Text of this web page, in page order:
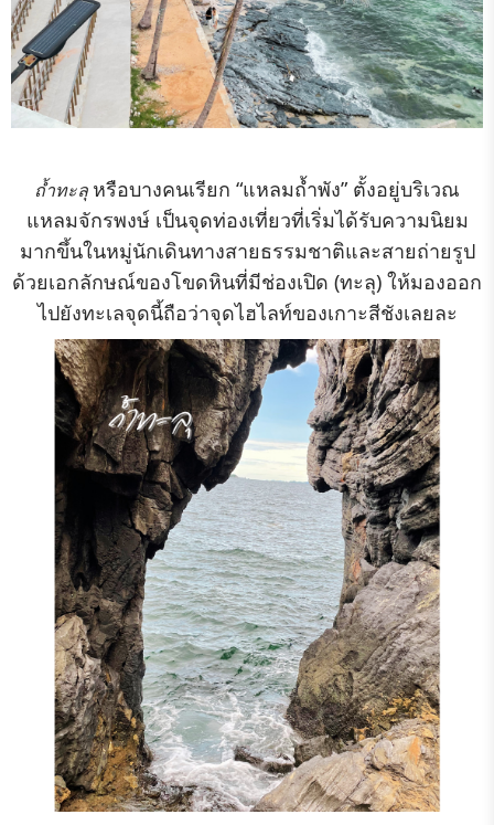
ถ้ำทะลุ หรือบางคนเรียก “แหลมถ้ำพัง” ตั้งอยู่บริเวณ
แหลมจักรพงษ์ เป็นจุดท่องเที่ยวที่เริ่มได้รับความนิยม
มากขึ้นในหมู่นักเดินทางสายธรรมชาติและสายถ่ายรูป
ด้วยเอกลักษณ์ของโขดหินที่มีช่องเปิด (ทะลุ) ให้มองออก
ไปยังทะเลจุดนี้ถือว่าจุดไฮไลท์ของเกาะสีชังเลยละ